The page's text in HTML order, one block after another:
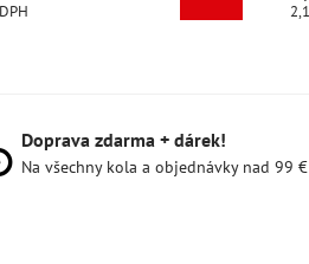
2,10 €
Doprava zdarma + dárek!
Na všechny kola a objednávky nad 99 €